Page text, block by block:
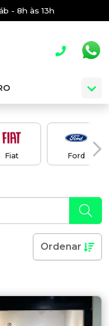
- 8h às 13h
Fiat Ford
Ordenar